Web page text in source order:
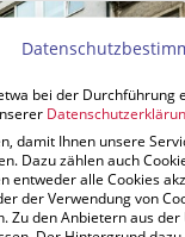
bei der Durchführung
damit Ihnen unsere
Dazu zählen auch
entweder alle Cookies
der Verwendung von
den Anbietern aus der